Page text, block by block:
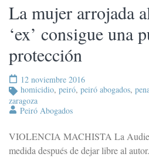
La mujer arrojada
‘ex’ consigue una
protección
12 noviembre 2016
homicidio, peiró, peiró abogados,
zaragoza
Peiró Abogados
VIOLENCIA MACHISTA La
medida después de dejar libre al